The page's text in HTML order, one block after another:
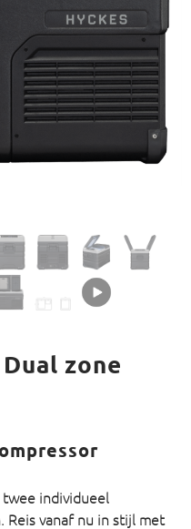
zone
individueel
Reis vanaf nu in stijl met